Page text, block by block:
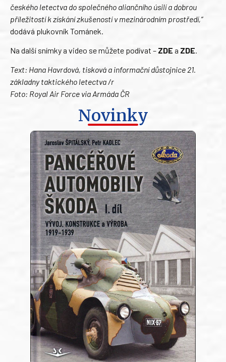
českého letectva do společného aliančního úsilí a dobrou
příležitostí k získání zkušeností v mezinárodním prostředí,“
dodává plukovník Tománek.
Na další snímky a video se můžete podívat – ZDE a ZDE.
Text: Hana Havrdová, tisková a informační důstojnice 21.
základny taktického letectva /r
Foto: Royal Air Force via Armáda ČR
Novinky